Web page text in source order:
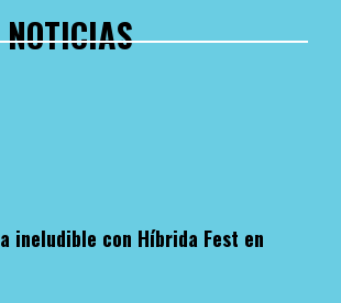
ineludible con Híbrida Fest en